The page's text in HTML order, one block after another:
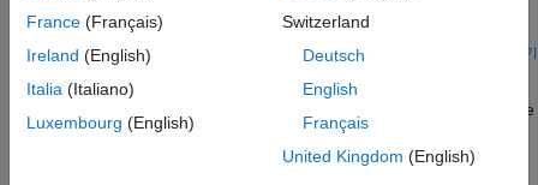
your own custom blocks in order to extend the Simscape™
Electrical™ library.
모델 열기
Model a custom transformer that exhibits hysteresis by using the
Non Linear Reluctance block in a magnetic circuit. The
transformer is rated for a 50W load and steps down from 120V
France (Français)
Ireland (English)
Italia (Italiano)
Luxembourg (English)
Switzerland
Deutsch
English
Français
United Kingdom (English)